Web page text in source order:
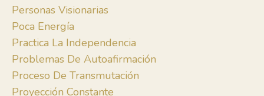
Personas Visionarias
Poca Energía
Practica La Independencia
Problemas De Autoafirmación
Proceso De Transmutación
Proyección Constante